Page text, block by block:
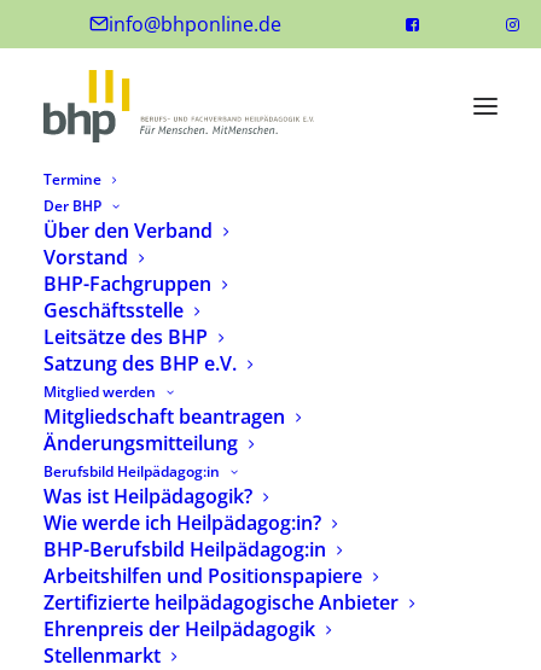
info@bhponline.de
Termine
Der BHP
Über den Verband
Vorstand
BHP-Fachgruppen
Geschäftsstelle
Leitsätze des BHP
Satzung des BHP e.V.
Mitglied werden
Mitgliedschaft beantragen
Änderungsmitteilung
Berufsbild Heilpädagog:in
Was ist Heilpädagogik?
Wie werde ich Heilpädagog:in?
BHP-Berufsbild Heilpädagog:in
Arbeitshilfen und Positionspapiere
Zertifizierte heilpädagogische Anbieter
Ehrenpreis der Heilpädagogik
Stellenmarkt